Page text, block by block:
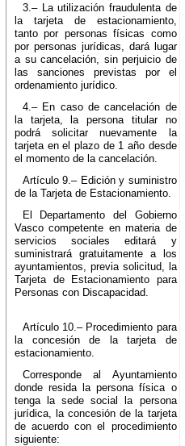
3.– La utilización fraudulenta de
la tarjeta de estacionamiento,
tanto por personas físicas como
por personas jurídicas, dará lugar
a su cancelación, sin perjuicio de
las sanciones previstas por el
ordenamiento jurídico.
4.– En caso de cancelación de
la tarjeta, la persona titular no
podrá solicitar nuevamente la
tarjeta en el plazo de 1 año desde
el momento de la cancelación.
Artículo 9.– Edición y suministro
de la Tarjeta de Estacionamiento.
El Departamento del Gobierno
Vasco competente en materia de
servicios sociales editará y
suministrará gratuitamente a los
ayuntamientos, previa solicitud, la
Tarjeta de Estacionamiento para
Personas con Discapacidad.
Artículo 10.– Procedimiento para
la concesión de la tarjeta de
estacionamiento.
Corresponde al Ayuntamiento
donde resida la persona física o
tenga la sede social la persona
jurídica, la concesión de la tarjeta
de acuerdo con el procedimiento
siguiente: